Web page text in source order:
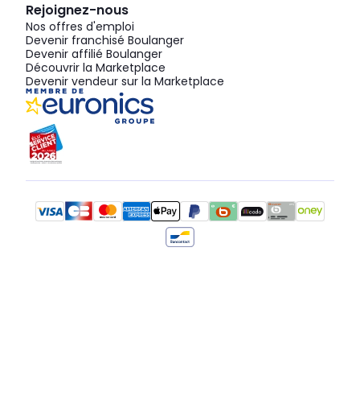
Rejoignez-nous
Nos offres d'emploi
Devenir franchisé Boulanger
Devenir affilié Boulanger
Découvrir la Marketplace
Devenir vendeur sur la Marketplace